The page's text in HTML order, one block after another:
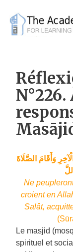
content
N°226.
وَأَقَامَ الصَّلَاةَ
Ne
croient en
Salât,
Le masjid
spirituel et